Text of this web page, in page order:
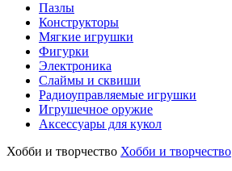
Пазлы
Конструкторы
Мягкие игрушки
Фигурки
Электроника
Слаймы и сквиши
Радиоуправляемые игрушки
Игрушечное оружие
Аксессуары для кукол
Хобби и творчество Хобби и творчество